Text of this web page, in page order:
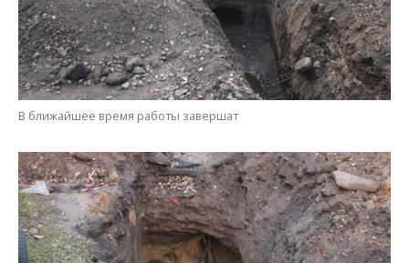
Ранее напор воды был очень слабый